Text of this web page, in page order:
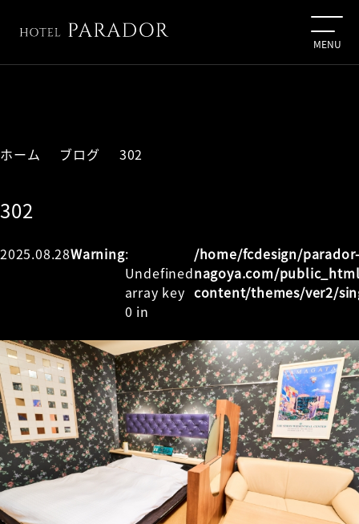
ホーム ブログ 302
302
2025.08.28Warning:
Undefined
array key
0 in
/home/fcdesign/
nagoya.com/
content/themes/ver2/